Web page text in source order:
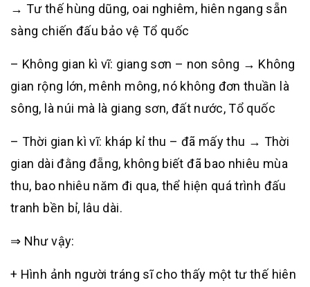
→ Tư thế hùng dũng, oai nghiêm, hiên ngang sẵn
sàng chiến đấu bảo vệ Tổ quốc
– Không gian kì vĩ: giang sơn – non sông → Không
gian rộng lớn, mênh mông, nó không đơn thuần là
sông, là núi mà là giang sơn, đất nước, Tổ quốc
– Thời gian kì vĩ: kháp kỉ thu – đã mấy thu → Thời
gian dài đằng đẵng, không biết đã bao nhiêu mùa
thu, bao nhiêu năm đi qua, thể hiện quá trình đấu
tranh bền bỉ, lâu dài.
⇒ Như vậy:
+ Hình ảnh người tráng sĩ cho thấy một tư thế hiên